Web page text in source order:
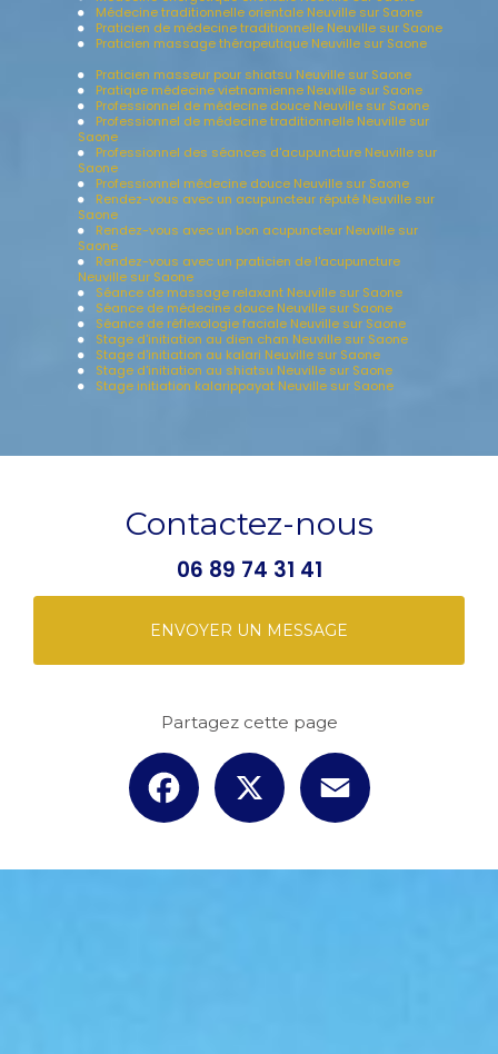
Médecine traditionnelle orientale Neuville sur Saone
Praticien de médecine traditionnelle Neuville sur Saone
Praticien massage thérapeutique Neuville sur Saone
Praticien masseur pour shiatsu Neuville sur Saone
Pratique médecine vietnamienne Neuville sur Saone
Professionnel de médecine douce Neuville sur Saone
Professionnel de médecine traditionnelle Neuville sur
Saone
Professionnel des séances d'acupuncture Neuville sur
Saone
Professionnel médecine douce Neuville sur Saone
Rendez-vous avec un acupuncteur réputé Neuville sur
Saone
Rendez-vous avec un bon acupuncteur Neuville sur
Saone
Rendez-vous avec un praticien de l'acupuncture
Neuville sur Saone
Séance de massage relaxant Neuville sur Saone
Séance de médecine douce Neuville sur Saone
Séance de réflexologie faciale Neuville sur Saone
Stage d'initiation au dien chan Neuville sur Saone
Stage d'initiation au kalari Neuville sur Saone
Stage d'initiation au shiatsu Neuville sur Saone
Stage initiation kalarippayat Neuville sur Saone
Contactez-nous
06 89 74 31 41
ENVOYER UN MESSAGE
Partagez cette page
Facebook